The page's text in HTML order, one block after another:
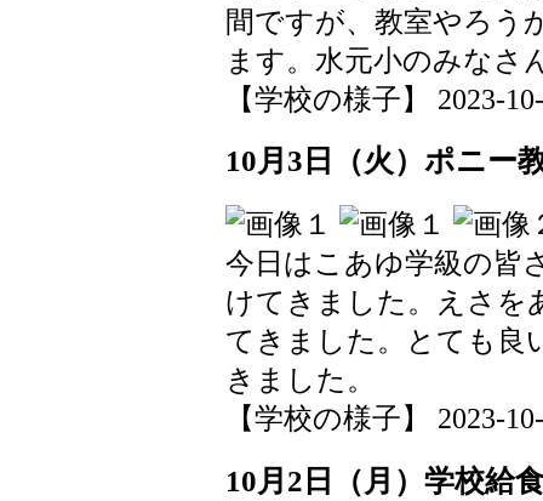
間ですが、教室やろう
ます。水元小のみなさ
【学校の様子】 2023-
10月3日（火）ポニー
今日はこあゆ学級の皆
けてきました。えさを
てきました。とても良
きました。
【学校の様子】 2023-
10月2日（月）学校給